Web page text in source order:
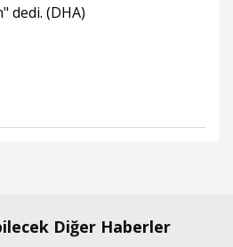
dedi. (DHA)
Diğer Haberler